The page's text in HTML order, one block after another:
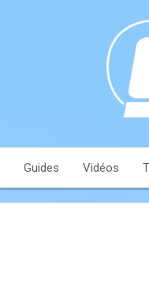
Guides Vidéos